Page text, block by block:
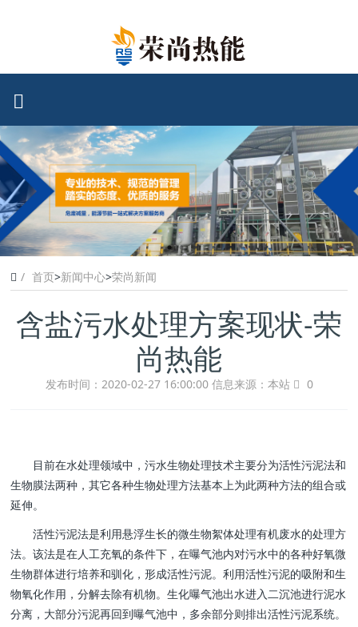
首页>新闻中心>荣尚新闻
含盐污水处理方案现状-荣
尚热能
发布时间：2020-02-27 16:00:00 信息来源：本站 0
目前在水处理领域中，污水生物处理技术主要分为活性污泥法和
生物膜法两种，其它各种生物处理方法基本上为此两种方法的组合或
延伸。
活性污泥法是利用悬浮生长的微生物絮体处理有机废水的处理方
法。该法是在人工充氧的条件下，在曝气池内对污水中的各种好氧微
生物群体进行培养和驯化，形成活性污泥。利用活性污泥的吸附和生
物氧化作用，分解去除有机物。生化曝气池出水进入二沉池进行泥水
分离，大部分污泥再回到曝气池中，多余部分则排出活性污泥系统。